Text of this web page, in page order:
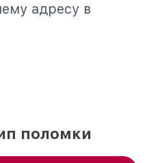
адресу в
поломки